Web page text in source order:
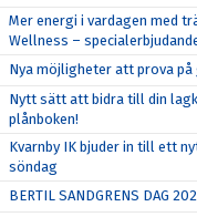
Mer energi i vardagen med
Wellness –
Nya möjligheter att prova
Nytt sätt att bidra till din
plånboken!
Kvarnby IK bjuder in till ett
söndag
BERTIL SANDGRENS DAG